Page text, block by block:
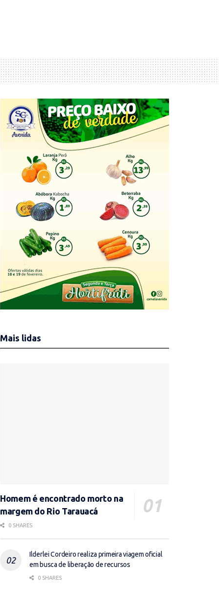
Mais lidas
Homem é encontrado morto na
margem do Rio Tarauacá
0 SHARES
Ilderlei Cordeiro realiza primeira viagem oficial
em busca de liberação de recursos
0 SHARES